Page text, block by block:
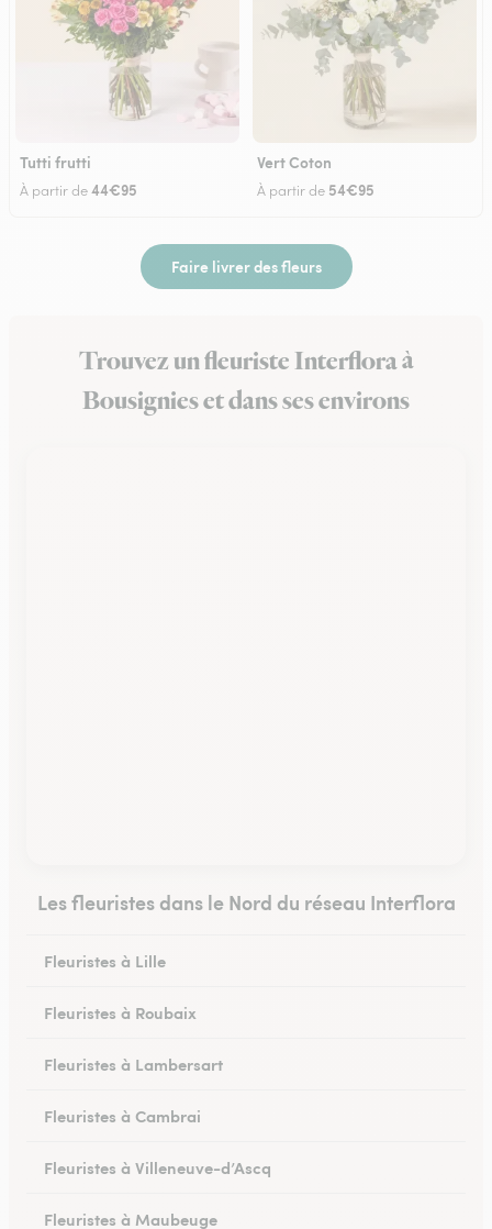
Tutti frutti
À partir de44€95
Vert Coton
À partir de 54€95
Faire livrer des fleurs
Trouvez un fleuriste Interflora à
Bousignies et dans ses environs
Les fleuristes dans le Nord du réseau Interflora
Fleuristes à Lille
Fleuristes à Roubaix
Fleuristes à Lambersart
Fleuristes à Cambrai
Fleuristes à Villeneuve-d’Ascq
Fleuristes à Maubeuge